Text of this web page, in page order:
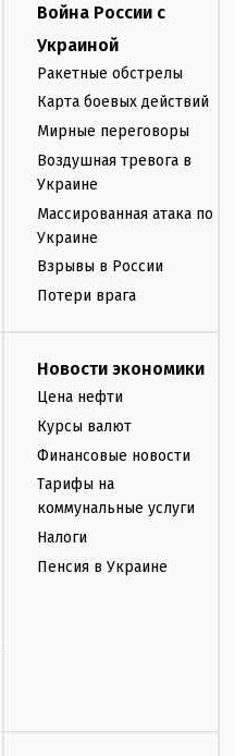
Война России с
Украиной
Ракетные обстрелы
Карта боевых действий
Мирные переговоры
Воздушная тревога в
Украине
Массированная атака по
Украине
Взрывы в России
Потери врага
Новости экономики
Цена нефти
Курсы валют
Финансовые новости
Тарифы на
коммунальные услуги
Налоги
Пенсия в Украине